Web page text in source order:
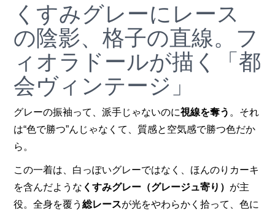
くすみグレーにレース
の陰影、格子の直線。フ
ィオラドールが描く「都
会ヴィンテージ」
グレーの振袖って、派手じゃないのに視線を奪う 。それ
は“色で勝つ”んじゃなくて、質感と空気感で勝つ色だか
ら。
この一着は、白っぽいグレーではなく、ほんのりカーキ
を含んだような くすみグレー（グレージュ寄り） が主
役。全身を覆う総レースが光をやわらかく拾って、色に